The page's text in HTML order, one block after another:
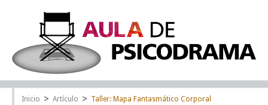
Inicio > Artículo > Taller: Mapa Fantasmático Corporal